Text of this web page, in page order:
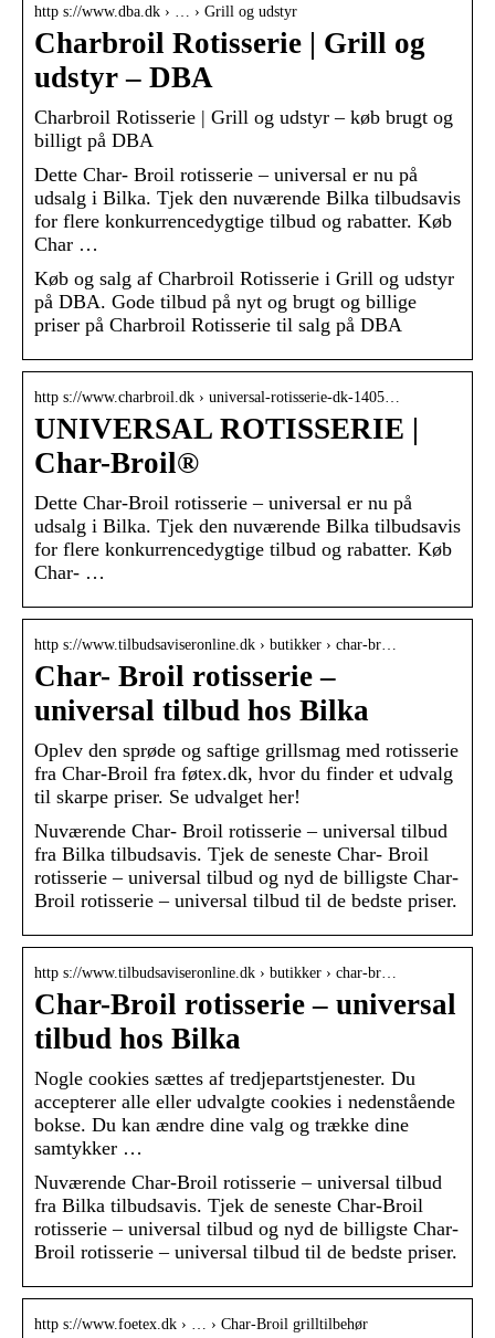
http s://www.dba.dk › … › Grill og udstyr
Charbroil Rotisserie | Grill og
udstyr – DBA
Charbroil Rotisserie | Grill og udstyr – køb brugt og
billigt på DBA
Dette Char- Broil rotisserie – universal er nu på
udsalg i Bilka. Tjek den nuværende Bilka tilbudsavis
for flere konkurrencedygtige tilbud og rabatter. Køb
Char …
Køb og salg af Charbroil Rotisserie i Grill og udstyr
på DBA. Gode tilbud på nyt og brugt og billige
priser på Charbroil Rotisserie til salg på DBA
http s://www.charbroil.dk › universal-rotisserie-dk-1405…
UNIVERSAL ROTISSERIE |
Char-Broil®
Dette Char-Broil rotisserie – universal er nu på
udsalg i Bilka. Tjek den nuværende Bilka tilbudsavis
for flere konkurrencedygtige tilbud og rabatter. Køb
Char- …
http s://www.tilbudsaviseronline.dk › butikker › char-br…
Char- Broil rotisserie –
universal tilbud hos Bilka
Oplev den sprøde og saftige grillsmag med rotisserie
fra Char-Broil fra føtex.dk, hvor du finder et udvalg
til skarpe priser. Se udvalget her!
Nuværende Char- Broil rotisserie – universal tilbud
fra Bilka tilbudsavis. Tjek de seneste Char- Broil
rotisserie – universal tilbud og nyd de billigste Char-
Broil rotisserie – universal tilbud til de bedste priser.
http s://www.tilbudsaviseronline.dk › butikker › char-br…
Char-Broil rotisserie – universal
tilbud hos Bilka
Nogle cookies sættes af tredjepartstjenester. Du
accepterer alle eller udvalgte cookies i nedenstående
bokse. Du kan ændre dine valg og trække dine
samtykker …
Nuværende Char-Broil rotisserie – universal tilbud
fra Bilka tilbudsavis. Tjek de seneste Char-Broil
rotisserie – universal tilbud og nyd de billigste Char-
Broil rotisserie – universal tilbud til de bedste priser.
http s://www.foetex.dk › … › Char-Broil grilltilbehør